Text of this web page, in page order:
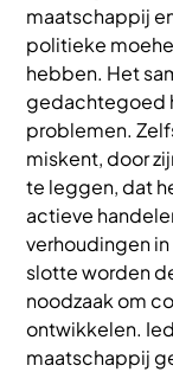
maatschappij
politieke
hebben. Het
gedachtegoed
problemen.
miskent, door
te leggen, dat
actieve
verhoudingen
slotte worden
noodzaak om
ontwikkelen.
maatschappij